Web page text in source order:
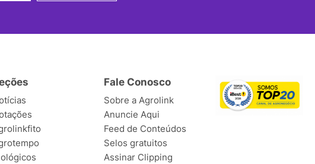
Fale Conosco
Sobre a Agrolink
Anuncie Aqui
Feed de Conteúdos
Selos gratuitos
Assinar Clipping